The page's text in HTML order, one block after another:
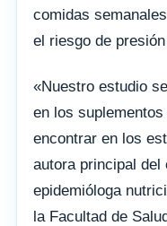
comidas
el riesgo de
«Nuestro estudio
en los
encontrar en los
autora principal
epidemióloga
la Facultad de